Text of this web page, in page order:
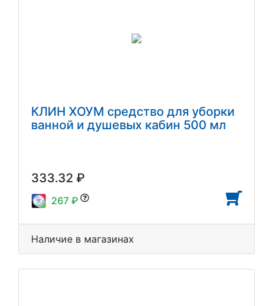
КЛИН ХОУМ средство для уборки
ванной и душевых кабин 500 мл
333.32 ₽
267 ₽
Наличие в магазинах